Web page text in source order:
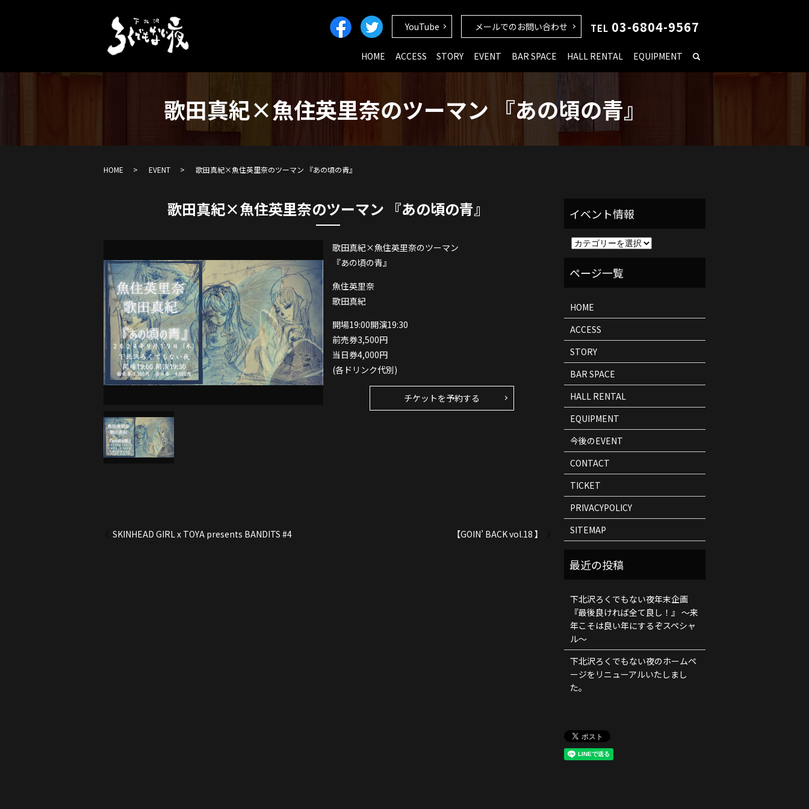
HOME ACCESS STORY EVENT BAR SPACE HALL RENTAL EQUIPMENT
YouTube メールでのお問い合わせ TEL 03-6804-9567
歌田真紀×魚住英里奈のツーマン 『あの頃の青』
HOME EVENT 歌田真紀×魚住英里奈のツーマン 『あの頃の青』
歌田真紀×魚住英里奈のツーマン 『あの頃の青』
歌田真紀×魚住英里奈のツーマン
『あの頃の青』
魚住英里奈
歌田真紀
開場19:00開演19:30
前売券3,500円
当日券4,000円
(各ドリンク代別)
チケットを予約する
SKINHEAD GIRL x TOYA presents BANDITS #4 【GOIN’ BACK vol.18 】
イ
ト
HOME
ACCESS
STORY
BAR SPACE
HALL RENTAL
EQUIPMENT
今後のEVENT
CONTACT
TICKET
PRIVACYPOLICY
SITEMAP
下北沢ろくでもない夜年末企画
『最後良ければ全て良し！』 ～来
年こそは良い年にするぞスペシャ
ル～
下北沢ろくでもない夜のホームペ
ージをリニューアルいたしまし
た。